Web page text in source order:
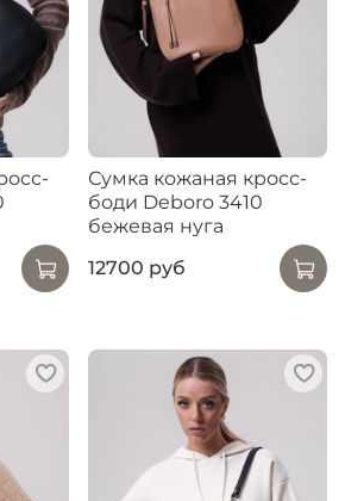
Сумка кожаная кросс-
боди Deboro 3410
бежевая нуга
12700 руб